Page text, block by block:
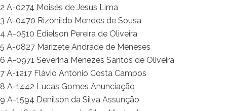
2 A-0274 Moisés de Jesus Lima
3 A-0470 Rizonildo Mendes de Sousa
4 A-0510 Edielson Pereira de Oliveira
5 A-0827 Marizete Andrade de Meneses
6 A-0971 Severina Menezes Santos de Oliveira
7 A-1217 Flávio Antonio Costa Campos
8 A-1442 Lucas Gomes Anunciação
9 A-1594 Denilson da Silva Assunção